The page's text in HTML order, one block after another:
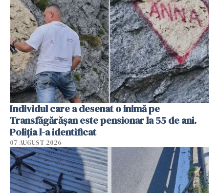
Individul care a desenat o inimă pe
Transfăgărășan este pensionar la 55 de ani.
Poliția l-a identificat
07 AUGUST 2026